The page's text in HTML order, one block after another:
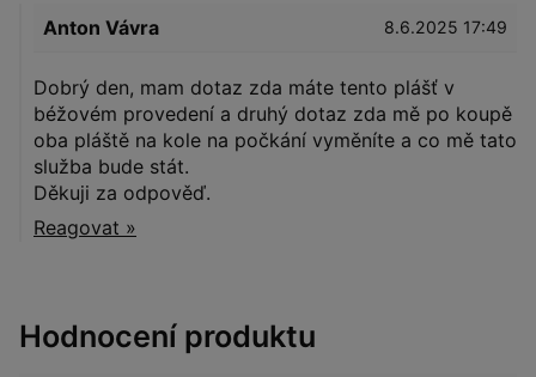
Anton Vávra 8.6.2025 17:49
Dobrý den, mam dotaz zda máte tento plášť v
béžovém provedení a druhý dotaz zda mě po koupě
oba pláště na kole na počkání vyměníte a co mě tato
služba bude stát.
Děkuji za odpověď.
Reagovat »
Hodnocení produktu